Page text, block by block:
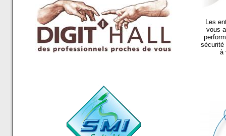
Les
vous
sécurité
à